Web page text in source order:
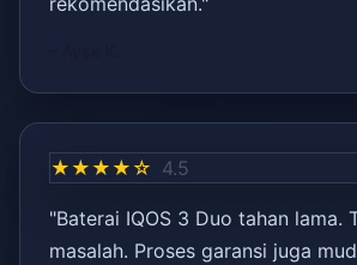
★★★★☆ 4.5
"Baterai IQOS 3 Duo tahan lama.
masalah. Proses garansi juga